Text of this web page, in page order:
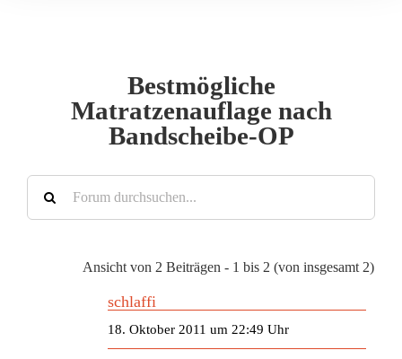
Bestmögliche
Matratzenauflage nach
Bandscheibe-OP
Ansicht von 2 Beiträgen - 1 bis 2 (von insgesamt 2)
schlaffi
18. Oktober 2011 um 22:49 Uhr